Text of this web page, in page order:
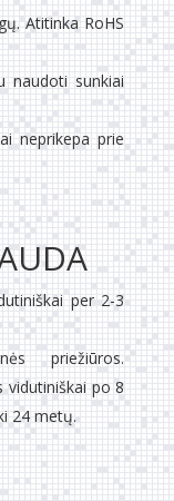
Atitinka RoHS
naudoti sunkiai
neprikepa prie
per 2-3
priežiūros.
vidutiniškai po 8
24 metų.